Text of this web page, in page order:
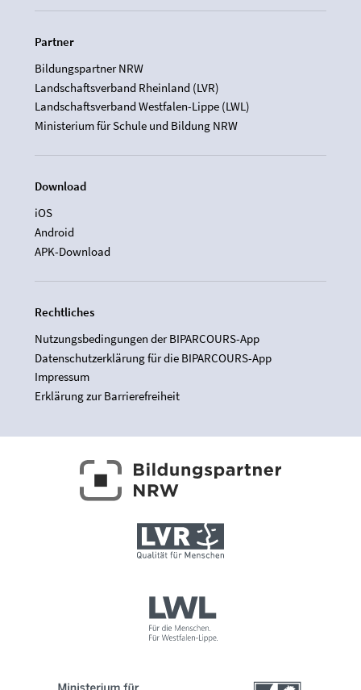
Partner
Bildungspartner NRW
Landschaftsverband Rheinland (LVR)
Landschaftsverband Westfalen-Lippe (LWL)
Ministerium für Schule und Bildung NRW
Download
iOS
Android
APK-Download
Rechtliches
Nutzungsbedingungen der BIPARCOURS-App
Datenschutzerklärung für die BIPARCOURS-App
Impressum
Erklärung zur Barrierefreiheit